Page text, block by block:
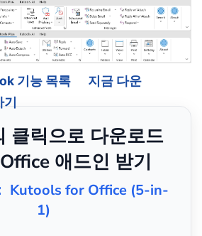
기능 목록
지금 다운
기
클릭으로 다운로드
애드인 받기
Kutools for Office (5-in-
1)